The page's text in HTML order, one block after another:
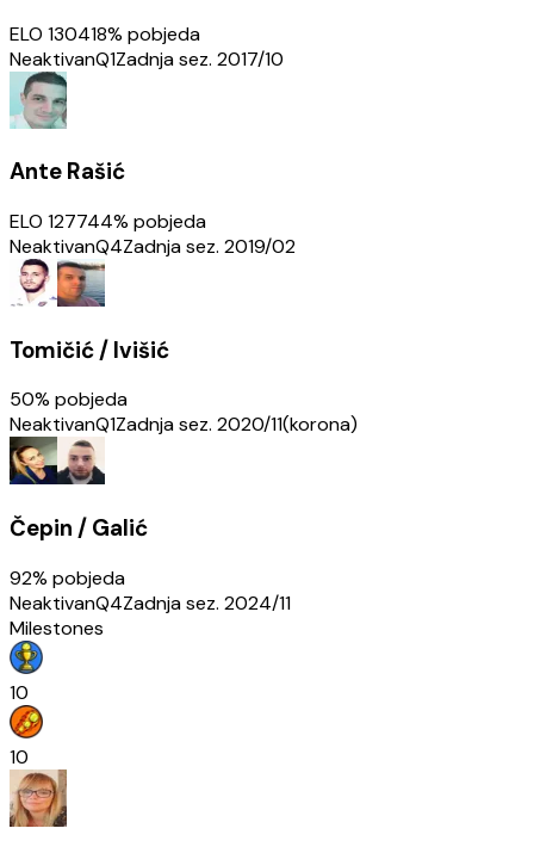
ELO 130418% pobjeda
NeaktivanQ1Zadnja sez. 2017/10
Ante Rašić
ELO 127744% pobjeda
NeaktivanQ4Zadnja sez. 2019/02
Tomičić / Ivišić
50% pobjeda
NeaktivanQ1Zadnja sez. 2020/11(korona)
Čepin / Galić
92% pobjeda
NeaktivanQ4Zadnja sez. 2024/11
Milestones
10
10